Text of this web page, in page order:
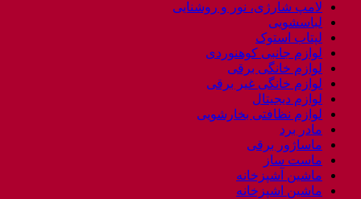
لامپ شارژی، نور و روشنایی
لباسشویی
لپتاب استوک
لوازم جانبی کوهنوردی
لوازم خانگی برقی
لوازم خانگی غیر برقی
لوازم دیجیتال
لوازم نظافتی بخارشویی
مادر برد
ماساژور برقی
ماست ساز
ماشین آشپزخانه
ماشین اشپزخانه